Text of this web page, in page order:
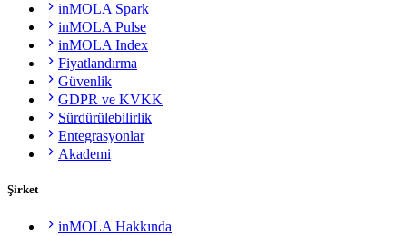
inMOLA Spark
inMOLA Pulse
inMOLA Index
Fiyatlandırma
Güvenlik
GDPR ve KVKK
Sürdürülebilirlik
Entegrasyonlar
Akademi
Şirket
inMOLA Hakkında